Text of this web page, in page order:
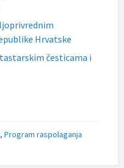
Hrvatske
česticama i
, Program raspolaganja